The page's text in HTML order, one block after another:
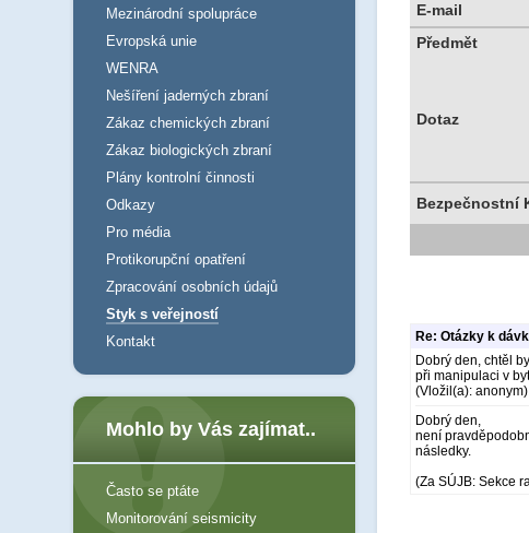
E-mail
Předmět
Dotaz
Bezpečnostní
Re: Otázky k
Dobrý den, chtěl
při manipulaci v
(Vložil(a): anonym)
Dobrý den,
není
následky.
(Za SÚJB: Sekce
Mezinárodní spolupráce
Evropská unie
WENRA
Nešíření jaderných zbraní
Zákaz chemických zbraní
Zákaz biologických zbraní
Plány kontrolní činnosti
Odkazy
Pro média
Protikorupční opatření
Zpracování osobních údajů
Styk s veřejností
Kontakt
Mohlo by Vás zajímat..
Často se ptáte
Monitorování seismicity